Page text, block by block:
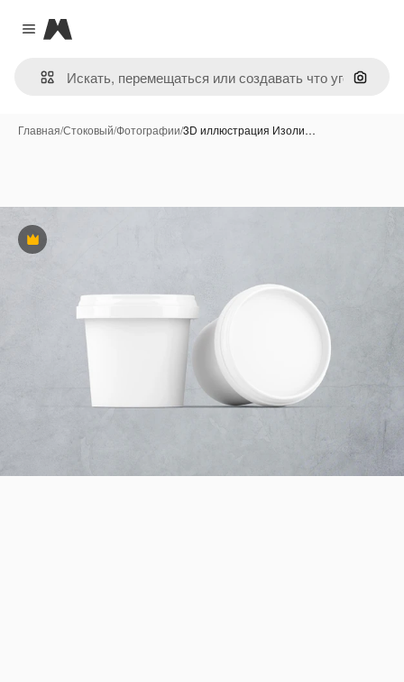
Close menu
Magnific
Поиск
Главная/Стоковый/Фотографии/3D иллюстрация Изоли…
Премиум